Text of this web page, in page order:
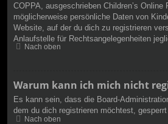
COPPA, ausgeschrieben Children’s
möglicherweise persönliche Daten von
Website, auf der du dich zu registrieren
Anlaufstelle für Rechtsangelegenheiten
Nach oben
Warum kann ich mich nicht
Es kann sein, dass die Board-
dem du dich registrieren möchtest,
Nach oben